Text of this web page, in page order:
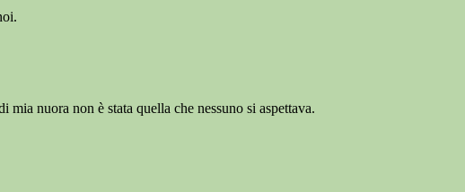
nuora non è stata quella che nessuno si aspettava.